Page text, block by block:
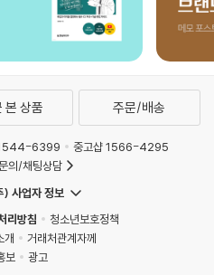
본 상품 주문/배송
6399
중고샵 1566-4295
의/채팅상담
) 사업자 정보
리방침
청소년보호정책
개
거래처관계자께
보
광고